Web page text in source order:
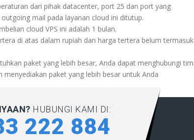
dari pihak datacenter, port 25 dan port yang
mail pada layanan cloud ini ditutup.
cloud VPS ini adalah 1 bulan.
di atas dalam rupiah dan harga tertera belum termasuk
paket yang lebih besar, Anda dapat menghubungi tim
menyediakan paket yang lebih besar untuk Anda
HUBUNGI KAMI DI:
222 884